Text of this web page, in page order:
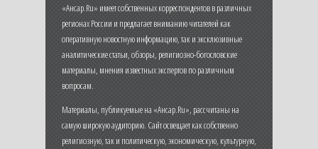
«Ансар.Ru» имеет собственных корреспондентов в различных
регионах России и предлагает вниманию читателей как
оперативную новостную информацию, так и эксклюзивные
аналитические статьи, обзоры, религиозно-богословские
материалы, мнения известных экспертов по различным
вопросам.
Материалы, публикуемые на «Ансар.Ru», рассчитаны на
самую широкую аудиторию. Сайт освещает как собственно
религиозную, так и политическую, экономическую, культурную,